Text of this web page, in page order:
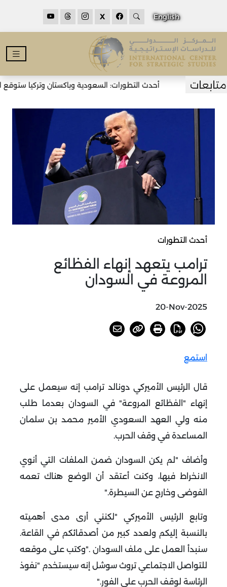
English
X
أحدث التطورات: السعودية وباكستان وتركيا ستوقع
أحدث التطورات
ترامب يتعهد إنهاء الفظائع
المروعة في السودان
20-Nov-2025
استمع
قال الرئيس الأميركي دونالد ترامب إنه سيعمل على
إنهاء "الفظائع المروعة" في السودان بعدما طلب
منه ولي العهد السعودي الأمير محمد بن سلمان
المساعدة في وقف الحرب.
وأضاف "لم يكن السودان ضمن الملفات التي أنوي
الانخراط فيها، وكنت أعتقد أن الوضع هناك تعمه
الفوضى وخارج عن السيطرة".
وتابع الرئيس الأميركي "لكنني أرى مدى أهميته
بالنسبة إليكم ولعدد كبير من أصدقائكم في القاعة.
سنبدأ العمل على ملف السودان ".وكتب على موقعه
للتواصل الاجتماعي تروث سوشل إنه سيستخدم "نفوذ
الرئاسة لوقف الحرب على الفور".